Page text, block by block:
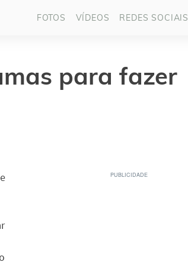
FOTOS VÍDEOS REDES SOCIAIS
para fazer